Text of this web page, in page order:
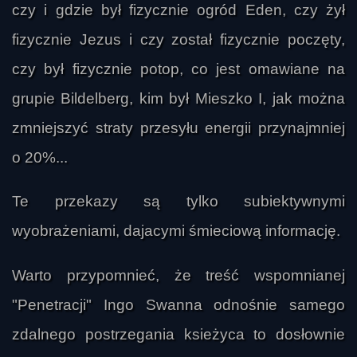
kolejne poziomy inteligencji, aż do nadrzędnego
źródła, z którym wszystkie istoty są powiązane.
Ziemia miała być miejscem, gdzie zbiera się
doświadczenie emocjonalne i duchowe, a
przyszłość ludzkości zależy od tego, czy uda się
przejść od konsumpcji, manipulacji i
ograniczenia ku większej świadomości i bardziej
sugestia, że w odleglejszej przyszłości ludzkość
cywilizacjami i utracić część obecnych
W audycji nie unikali także wątków religijnych i
demonicznych. Rozważano hipotezę, że religie
czy i gdzie był fizycznie ogród Eden, czy żył
fizycznie Jezus i czy został fizycznie poczęty,
czy był fizycznie potop, co jest omawiane na
grupie Bildelberg, kim był Mieszko I, jak można
zmniejszyć straty przesyłu energii przynajmniej
o 20%...
Te przekazy są tylko subiektywnymi
wyobrażeniami, dajacymi śmieciową informację.
Warto przypomnieć, że treść wspomnianej
"Penetracji" Ingo Swanna odnośnie samego
zdalnego postrzegania ksieżyca to dosłownie
Sebastian p-ń